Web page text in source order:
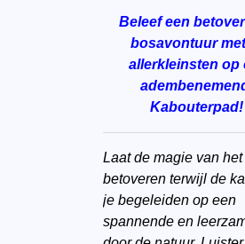
Beleef een
bosavontuur
allerkleinsten op
Kabouterpad!
Laat de magie van
betoveren terwijl de
je begeleiden op een
spannende en